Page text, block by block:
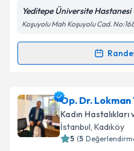
Kişisel verilerimin
Metni'ni okudum
Takvim
Yeditepe Üniversite Hastanesi
Koşuyolu Mah Koşuyolu Cad.
Randevu Takvimi
Op. Dr. Yosun
talebi oluşturun. Size bu
için bir takvim
bilgilendireceğiz.
Op. Dr.
Kadın Hastalıkları
İstanbul, Kadıköy
5 (5